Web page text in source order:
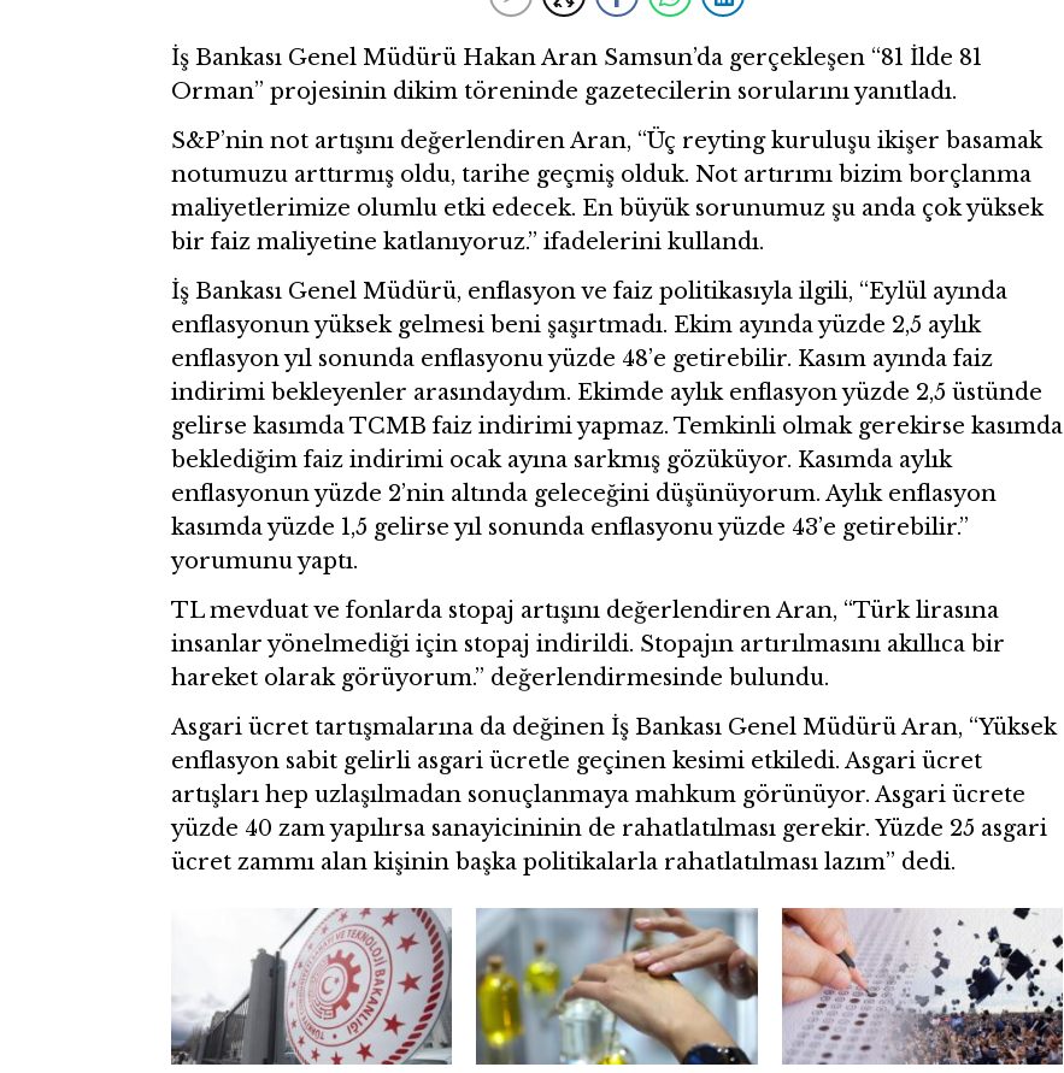
İş Bankası Genel Müdürü Hakan Aran Samsun’da gerçekleşen “81 İlde 81
Orman” projesinin dikim töreninde gazetecilerin sorularını yanıtladı.
S&P’nin not artışını değerlendiren Aran, “Üç reyting kuruluşu ikişer basamak
notumuzu arttırmış oldu, tarihe geçmiş olduk. Not artırımı bizim borçlanma
maliyetlerimize olumlu etki edecek. En büyük sorunumuz şu anda çok yüksek
bir faiz maliyetine katlanıyoruz.” ifadelerini kullandı.
İş Bankası Genel Müdürü, enflasyon ve faiz politikasıyla ilgili, “Eylül ayında
enflasyonun yüksek gelmesi beni şaşırtmadı. Ekim ayında yüzde 2,5 aylık
enflasyon yıl sonunda enflasyonu yüzde 48’e getirebilir. Kasım ayında faiz
indirimi bekleyenler arasındaydım. Ekimde aylık enflasyon yüzde 2,5 üstünde
gelirse kasımda TCMB faiz indirimi yapmaz. Temkinli olmak gerekirse kasımda
beklediğim faiz indirimi ocak ayına sarkmış gözüküyor. Kasımda aylık
enflasyonun yüzde 2’nin altında geleceğini düşünüyorum. Aylık enflasyon
kasımda yüzde 1,5 gelirse yıl sonunda enflasyonu yüzde 43’e getirebilir.”
yorumunu yaptı.
TL mevduat ve fonlarda stopaj artışını değerlendiren Aran, “Türk lirasına
insanlar yönelmediği için stopaj indirildi. Stopajın artırılmasını akıllıca bir
hareket olarak görüyorum.” değerlendirmesinde bulundu.
Asgari ücret tartışmalarına da değinen İş Bankası Genel Müdürü Aran, “Yüksek
enflasyon sabit gelirli asgari ücretle geçinen kesimi etkiledi. Asgari ücret
artışları hep uzlaşılmadan sonuçlanmaya mahkum görünüyor. Asgari ücrete
yüzde 40 zam yapılırsa sanayicininin de rahatlatılması gerekir. Yüzde 25 asgari
ücret zammı alan kişinin başka politikalarla rahatlatılması lazım” dedi.